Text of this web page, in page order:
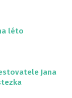
léto
Jana